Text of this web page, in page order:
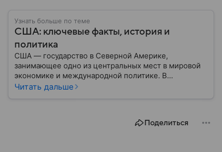
Узнать больше по теме
США: ключевые факты, история и
политика
США — государство в Северной Америке,
занимающее одно из центральных мест в мировой
экономике и международной политике. В
материале — основные сведения об этой стране.
Читать дальше
Поделиться